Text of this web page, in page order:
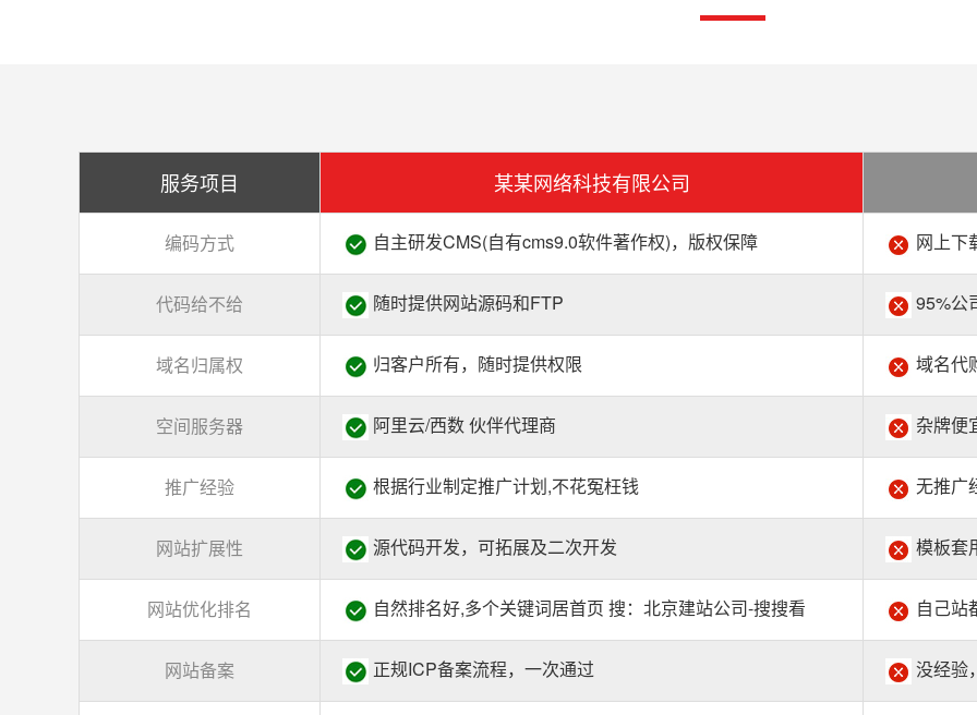
服务项目 某某网络科技有限公司
编码方式 自主研发CMS(自有cms9.0软件著作权)，版权保障 网上下
代码给不给 随时提供网站源码和FTP 95%公
域名归属权 归客户所有，随时提供权限 域名代
空间服务器 阿里云/西数 伙伴代理商 杂牌便
推广经验 根据行业制定推广计划,不花冤枉钱 无推广
网站扩展性 源代码开发，可拓展及二次开发 模板套
网站优化排名 自然排名好,多个关键词居首页 搜：北京建站公司-搜搜看 自己站
网站备案 正规ICP备案流程，一次通过 没经验